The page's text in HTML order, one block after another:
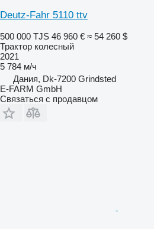
Deutz-Fahr 5110 ttv
500 000 TJS 46 960 € ≈ 54 260 $
Трактор колесный
2021
5 784 м/ч
Дания, Dk-7200 Grindsted
E-FARM GmbH
Связаться с продавцом